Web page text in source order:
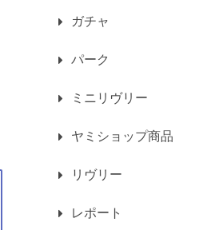
ガチャ
パーク
ミニリヴリー
ヤミショップ商品
リヴリー
レポート